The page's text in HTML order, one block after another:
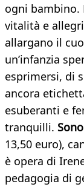
ogni bambino.
vitalità e
allargano il
un’infanzia
esprimersi, di
ancora
esuberanti e
tranquilli.
13,50 euro),
è opera di
pedagogia di